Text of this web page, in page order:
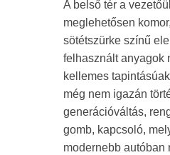
A belső tér a
meglehetősen
sötétszürke színű
felhasznált anyagok
kellemes
még nem igazán
generációváltás,
gomb, kapcsoló,
modernebb autóban